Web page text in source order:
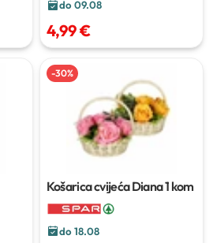
do 09.08
4,99 €
-30%
Košarica cvijeća Diana1 kom
do 18.08